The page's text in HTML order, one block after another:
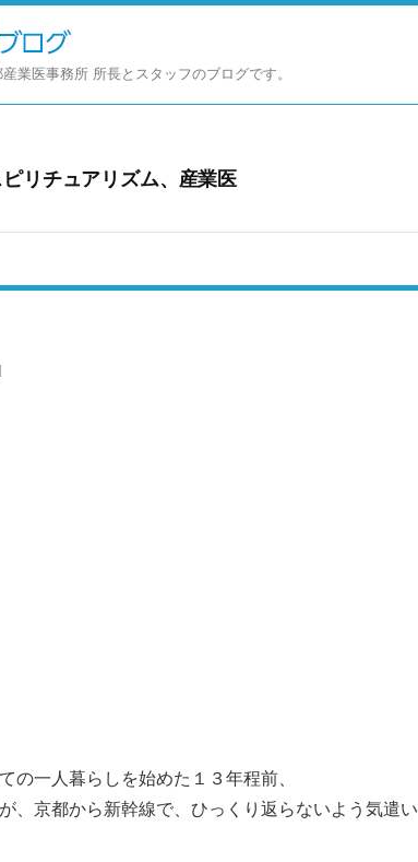
業医事務所 所長とスタッフのブログです。
リチュアリズム、産業医
の一人暮らしを始めた１３年程前、
、京都から新幹線で、ひっくり返らないよう気遣い